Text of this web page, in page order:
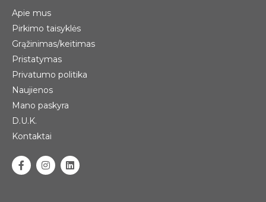
Apie mus
Pirkimo taisyklės
Grąžinimas/keitimas
Pristatymas
Privatumo politika
Naujienos
Mano paskyra
D.U.K.
Kontaktai